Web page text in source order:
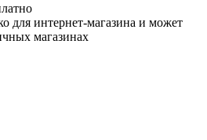
для интернет-магазина и может
магазинах